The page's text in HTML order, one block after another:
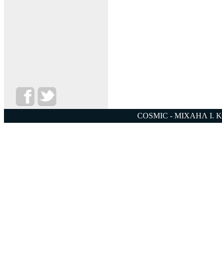
COSMIC - ΜΙΧΑΗΛ Ι.